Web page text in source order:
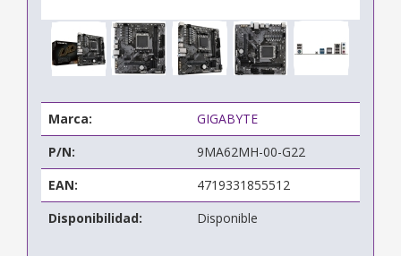
Marca:
GIGABYTE
P/N:
9MA62MH-00-G22
EAN:
4719331855512
Disponibilidad:
Disponible